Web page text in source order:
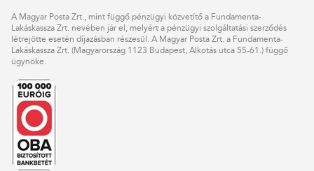
A Magyar Posta Zrt., mint függő pénzügyi közvetítő a Fundamenta-
Lakáskassza Zrt. nevében jár el, melyért a pénzügyi szolgáltatási szerződés
létrejötte esetén díjazásban részesül. A Magyar Posta Zrt. a Fundamenta-
Lakáskassza Zrt. (Magyarország 1123 Budapest, Alkotás utca 55-61.) függő
ügynöke.